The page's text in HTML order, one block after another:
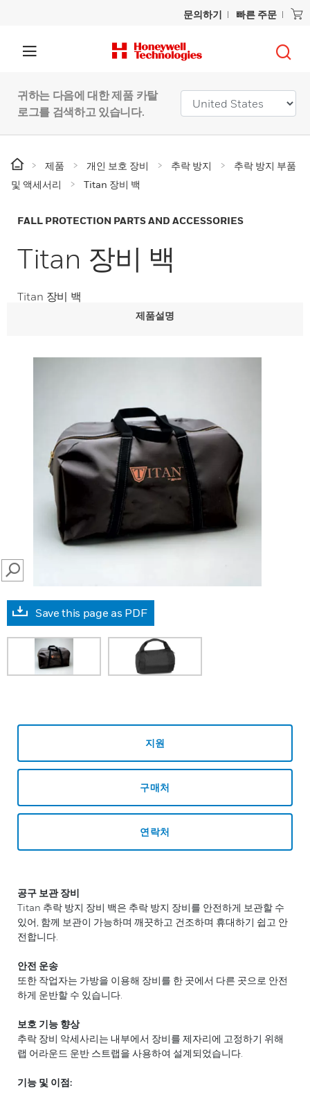
문의하기 빠른 주문
귀하는 다음에 대한 제품 카탈
로그를 검색하고 있습니다.
제품 개인 보호 장비 추락 방지
추락 방지 부품
및 액세서리
Titan 장비 백
FALL PROTECTION PARTS AND ACCESSORIES
Titan 장비 백
Titan 장비 백
제품설명
SEARCH
Save this page as PDF
지원
구매처
연락처
공구 보관 장비
Titan 추락 방지 장비 백은 추락 방지 장비를 안전하게 보관할 수
있어, 함께 보관이 가능하며 깨끗하고 건조하며 휴대하기 쉽고 안
전합니다.
안전 운송
또한 작업자는 가방을 이용해 장비를 한 곳에서 다른 곳으로 안전
하게 운반할 수 있습니다.
보호 기능 향상
추락 장비 악세사리는 내부에서 장비를 제자리에 고정하기 위해
랩 어라운드 운반 스트랩을 사용하여 설계되었습니다.
기능 및 이점: